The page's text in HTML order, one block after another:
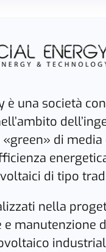
è una società
di media
di tipo
nella
e manutenzione